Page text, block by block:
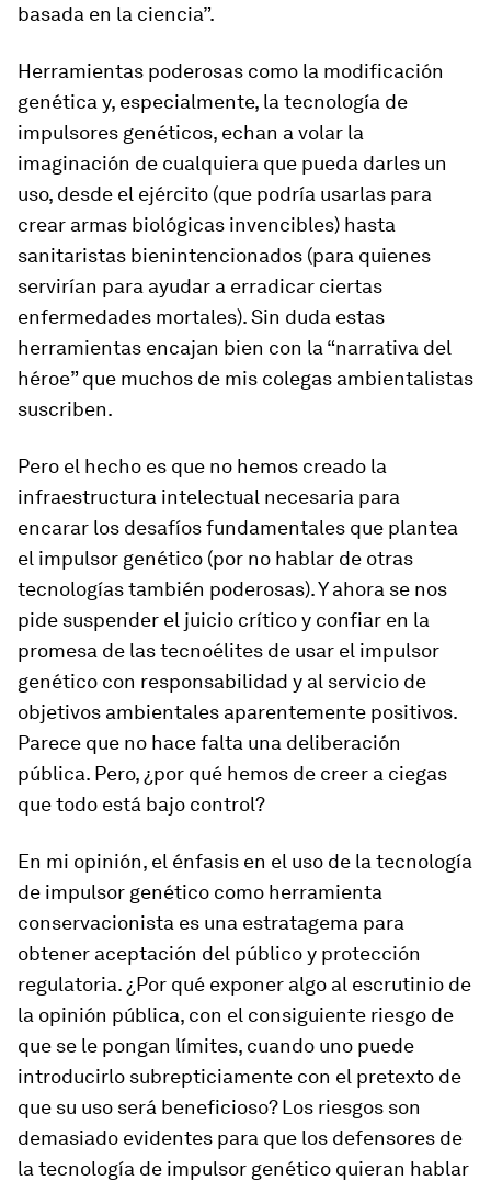
basada en la ciencia”.
Herramientas poderosas como la modificación
genética y, especialmente, la tecnología de
impulsores genéticos, echan a volar la
imaginación de cualquiera que pueda darles un
uso, desde el ejército (que podría usarlas para
crear armas biológicas invencibles) hasta
sanitaristas bienintencionados (para quienes
servirían para ayudar a erradicar ciertas
enfermedades mortales). Sin duda estas
herramientas encajan bien con la “narrativa del
héroe” que muchos de mis colegas ambientalistas
suscriben.
Pero el hecho es que no hemos creado la
infraestructura intelectual necesaria para
encarar los desafíos fundamentales que plantea
el impulsor genético (por no hablar de otras
tecnologías también poderosas). Y ahora se nos
pide suspender el juicio crítico y confiar en la
promesa de las tecnoélites de usar el impulsor
genético con responsabilidad y al servicio de
objetivos ambientales aparentemente positivos.
Parece que no hace falta una deliberación
pública. Pero, ¿por qué hemos de creer a ciegas
que todo está bajo control?
En mi opinión, el énfasis en el uso de la tecnología
de impulsor genético como herramienta
conservacionista es una estratagema para
obtener aceptación del público y protección
regulatoria. ¿Por qué exponer algo al escrutinio de
la opinión pública, con el consiguiente riesgo de
que se le pongan límites, cuando uno puede
introducirlo subrepticiamente con el pretexto de
que su uso será beneficioso? Los riesgos son
demasiado evidentes para que los defensores de
la tecnología de impulsor genético quieran hablar